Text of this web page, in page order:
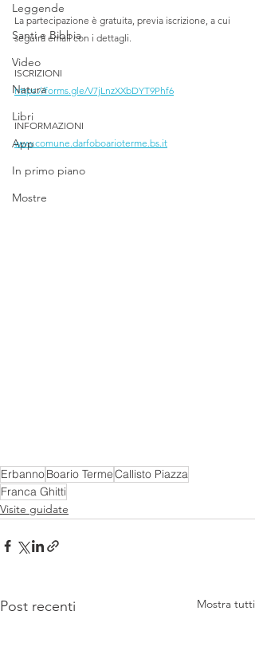
Leggende
Santi e Bibbia
Video
Natura
Libri
App
In primo piano
Mostre
La partecipazione è gratuita, previa iscrizione, a cui
seguirà email con i dettagli.
ISCRIZIONI
https://forms.gle/V7jLnzXXbDYT9Phf6
INFORMAZIONI
www.comune.darfoboarioterme.bs.it
ErbannoBoario TermeCallisto Piazza
Franca Ghitti
Visite guidate
Post recenti Mostra tutti